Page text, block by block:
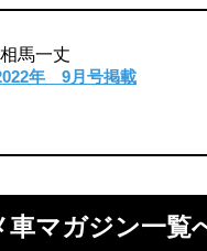
馬一丈
年 9月号掲載
車マガジン一覧